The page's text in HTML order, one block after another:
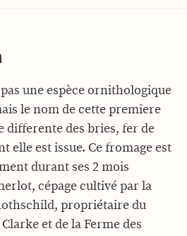
pas une espèce ornithologique
le nom de cette premiere
differente des bries, fer de
elle est issue. Ce fromage est
durant ses 2 mois
cépage cultivé par la
propriétaire du
et de la Ferme des